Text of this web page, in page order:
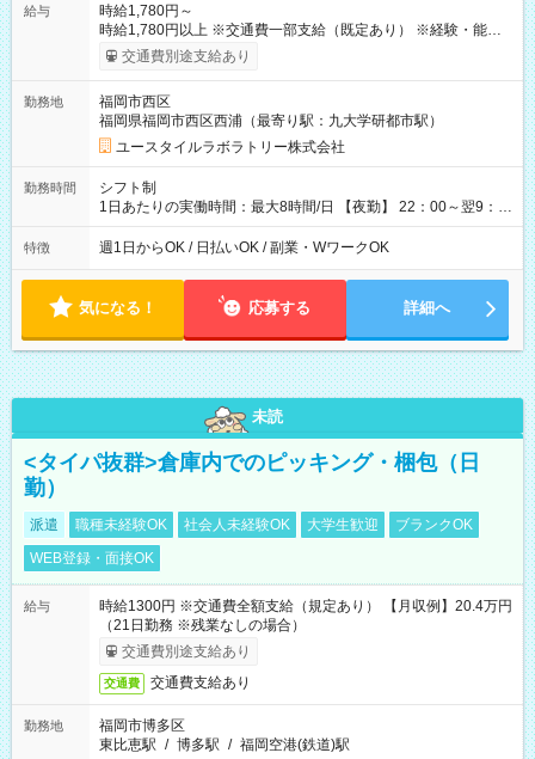
給与
時給1,780円～
時給1,780円以上 ※交通費一部支給（既定あり） ※経験・能力を
考慮して決定します 【収入例】 週1回勤務の場合：1,780円×8時
間×4回=5万6,960円 週3回勤務の場合：1,780円×8時間×12回
月 ※ 雇用形態と給与に、本採用時と異なる部分があります。 雇
用形態：本採用時と同じです。 給与：時給 1,490円以上
交通費別途支給あり
勤務地
福岡市西区
福岡県福岡市西区西浦（最寄り駅：九大学研都市駅）
ユースタイルラボラトリー株式会社
勤務時間
シフト制
1日あたりの実働時間：最大8時間/日 【夜勤】 22：00～翌9：
00 ※週1日～OK ／ 夜勤専従 ＊＊ 勤務時間例 ＊＊ ■22時か
ら翌7時 ■23時から翌8時 ■24時から翌9時 など ※上記の時間
ます。 ※曜日固定（毎週同じ曜日での勤務となります）
特徴 週1日からOK / 日払いOK / 副業・WワークOK
気になる！ 応募する 詳細へ
未読
<タイパ抜群>倉庫内でのピッキング・梱包（日
勤）
派遣 職種未経験OK 社会人未経験OK 大学生歓迎
ブランクOK
WEB登録・面接OK
給与
時給1300円 ※交通費全額支給（規定あり） 【月収例】20.4万円
（21日勤務 ※残業なしの場合）
交通費別途支給あり
交通費 交通費支給あり
勤務地
福岡市博多区
東比恵駅 / 博多駅 / 福岡空港(鉄道)駅